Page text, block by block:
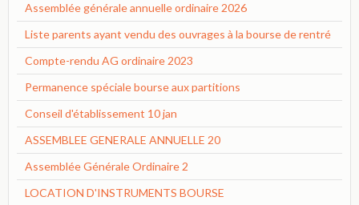
Assemblée générale annuelle ordinaire 2026
Liste parents ayant vendu des ouvrages à la bourse de rentré
Compte-rendu AG ordinaire 2023
Permanence spéciale bourse aux partitions
Conseil d'établissement 10 jan
ASSEMBLEE GENERALE ANNUELLE 20
Assemblée Générale Ordinaire 2
LOCATION D'INSTRUMENTS BOURSE